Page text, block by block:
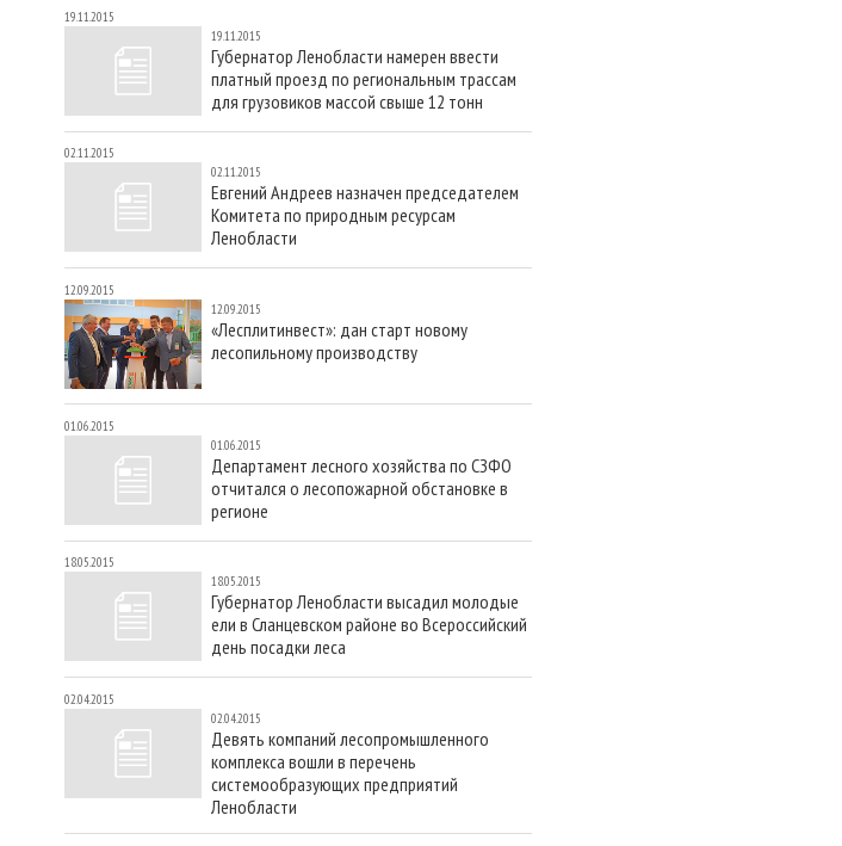
19.11.2015
19.11.2015
Губернатор Ленобласти намерен ввести
платный проезд по региональным трассам
для грузовиков массой свыше 12 тонн
02.11.2015
02.11.2015
Евгений Андреев назначен председателем
Комитета по природным ресурсам
Ленобласти
12.09.2015
12.09.2015
«Лесплитинвест»: дан старт новому
лесопильному производству
01.06.2015
01.06.2015
Департамент лесного хозяйства по СЗФО
отчитался о лесопожарной обстановке в
регионе
18.05.2015
18.05.2015
Губернатор Ленобласти высадил молодые
ели в Сланцевском районе во Всероссийский
день посадки леса
02.04.2015
02.04.2015
Девять компаний лесопромышленного
комплекса вошли в перечень
системообразующих предприятий
Ленобласти